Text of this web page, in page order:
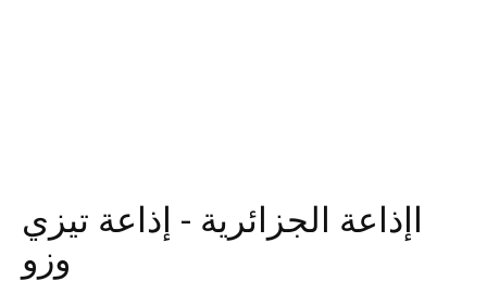
اإذاعة الجزائرية - إذاعة تيزي
وزو